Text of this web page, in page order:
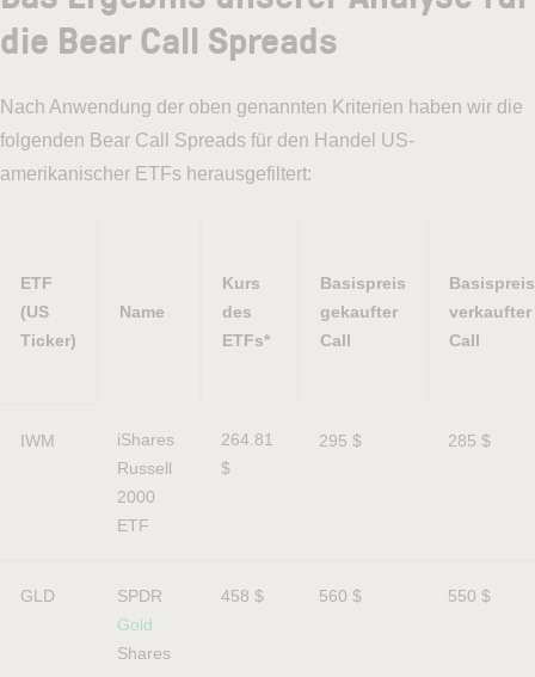
die Bear Call Spreads
Nach Anwendung der oben genannten Kriterien haben wir die
folgenden Bear Call Spreads für den Handel US-
amerikanischer ETFs herausgefiltert:
ETF
(US
Ticker)
Name
Kurs
des
ETFs*
Basispreis
gekaufter
Call
Basispreis
verkaufter
Call
(US
des
ETFs*
gekaufter
verkaufter
IWM
iShares
Russell
2000
ETF
264.81
$
295 $ 285 $
GLD
Gold
Shares
458 $ 560 $ 550 $